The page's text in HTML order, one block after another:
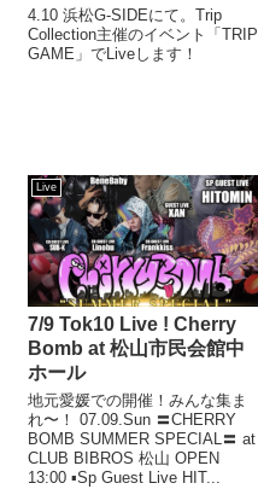
4.10 浜松G-SIDEにて。Trip
Collection主催のイベント「TRIP
GAME」でLiveします！
Live
7/9 Tok10 Live ! Cherry
Bomb at 松山市民会館中
ホール
地元愛媛での開催！みんな集ま
れ〜！ 07.09.Sun 〓CHERRY
BOMB SUMMER SPECIAL〓 at
CLUB BIBROS 松山 OPEN
13:00 ▪︎Sp Guest Live HIT...